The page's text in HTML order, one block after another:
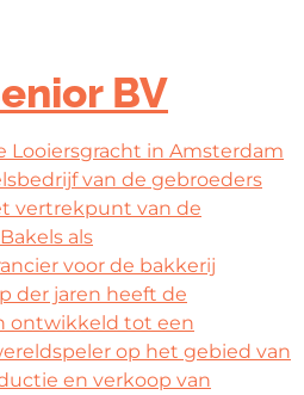
BV
Looiersgracht in Amsterdam
van de gebroeders
vertrekpunt van de
als
voor de bakkerij
der jaren heeft de
ontwikkeld tot een
op het gebied van
en verkoop van